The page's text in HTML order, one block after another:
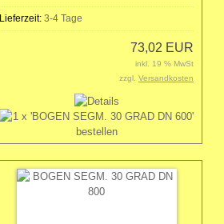
Lieferzeit:3-4 Tage
73,02 EUR
inkl. 19 % MwSt
zzgl.Versandkosten